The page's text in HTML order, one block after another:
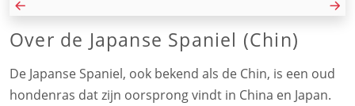
Over de Japanse Spaniel (Chin)
De Japanse Spaniel, ook bekend als de Chin, is een oud
hondenras dat zijn oorsprong vindt in China en Japan.